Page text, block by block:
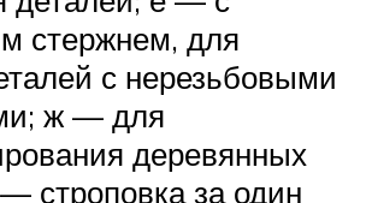
стержнем, для
с нерезьбовыми
ж — для
деревянных
строповка за один